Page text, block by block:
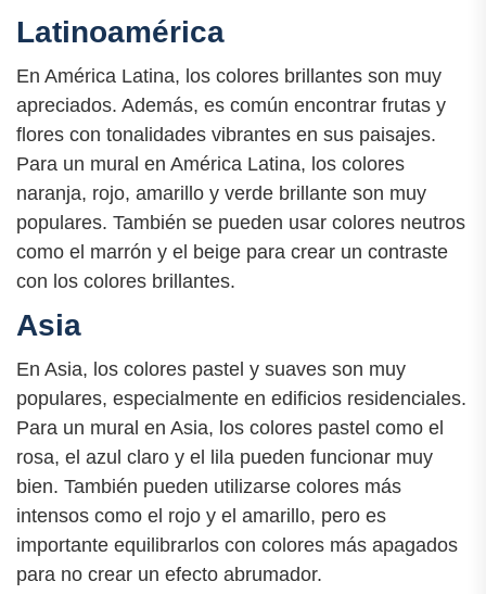
Latinoamérica
En América Latina, los colores brillantes son muy
apreciados. Además, es común encontrar frutas y
flores con tonalidades vibrantes en sus paisajes.
Para un mural en América Latina, los colores
naranja, rojo, amarillo y verde brillante son muy
populares. También se pueden usar colores neutros
como el marrón y el beige para crear un contraste
con los colores brillantes.
Asia
En Asia, los colores pastel y suaves son muy
populares, especialmente en edificios residenciales.
Para un mural en Asia, los colores pastel como el
rosa, el azul claro y el lila pueden funcionar muy
bien. También pueden utilizarse colores más
intensos como el rojo y el amarillo, pero es
importante equilibrarlos con colores más apagados
para no crear un efecto abrumador.